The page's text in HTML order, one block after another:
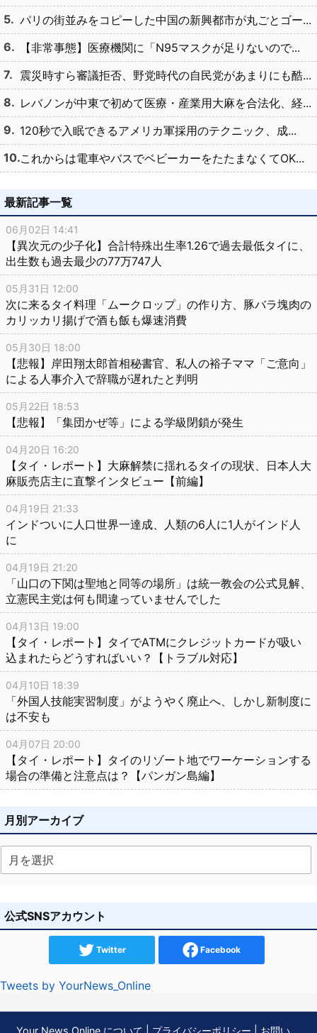
パリの街並みをコピーした中国の新興都市が丸ごとゴー...
【非常事態】医療機関に「N95マスクが足りないので...
震災時すら審議拒否、野党時代の自民党があまりにも酷...
レバノンが中東で初めて医療・産業用大麻を合法化、経...
120秒で入眠できるアメリカ軍採用のテクニック、成...
これからは電車やバスでベビーカーをたたまなくてOK...
最新記事一覧
06月02日 14:41
【異次元の少子化】合計特殊出生率1.26で過去最低タイに、
出生数も過去最少の77万747人
05月31日 12:00
次に来るタイ料理「ムークロップ」の作り方、豚バラ塊肉の
カリッカリ揚げで酒も飯も爆速消費
05月30日 18:00
【悲報】岸田翔太郎首相秘書官、私人の裕子ママ「ご意向」
による人事介入で辞職が遅れたと判明
05月22日 18:53
【悲報】「集団かぜ等」による学級閉鎖が発生
04月20日 16:20
【タイ・レポート】大麻解禁に揺れるタイの現状、日本人大
麻販売店主に直撃インタビュー【前編】
04月19日 21:33
インドついに人口世界一達成、人類の6人に1人がインド人
に
04月19日 21:20
「山口の下関は聖地と同等の場所」は統一教会の公式見解、
立憲民主党は何も間違っていませんでした
04月13日 19:00
【タイ・レポート】タイでATMにクレジットカードが吸い
込まれたらどうすればいい？【トラブル対応】
04月10日 18:39
「外国人技能実習制度」がようやく廃止へ、しかし新制度に
は不安も
04月07日 20:00
【タイ・レポート】タイのリゾート地でワーケーションする
場合の準備と注意点は？【パンガン島編】
月別アーカイブ
公式SNSアカウント
Twitter Facebook
Tweets by YourNews_Online
Your News Online について プライバシーポリシー お問い